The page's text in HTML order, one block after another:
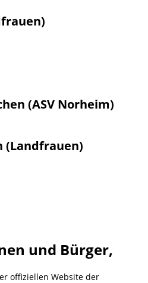
(ASV Norheim)
(Landfrauen)
und Bürger,
offiziellen Website der